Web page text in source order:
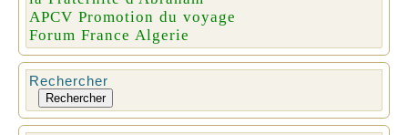
APCV Promotion du voyage
Forum France Algerie
Rechercher
Rechercher